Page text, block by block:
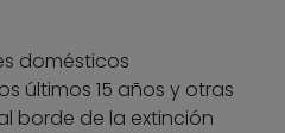
domésticos
últimos 15 años y otras
borde de la extinción